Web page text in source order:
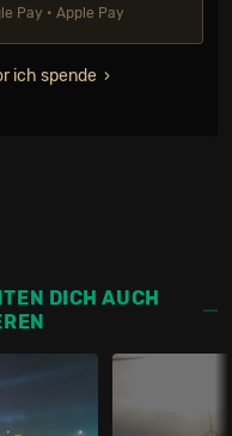
Pay • Apple Pay
ich spende
DICH AUCH